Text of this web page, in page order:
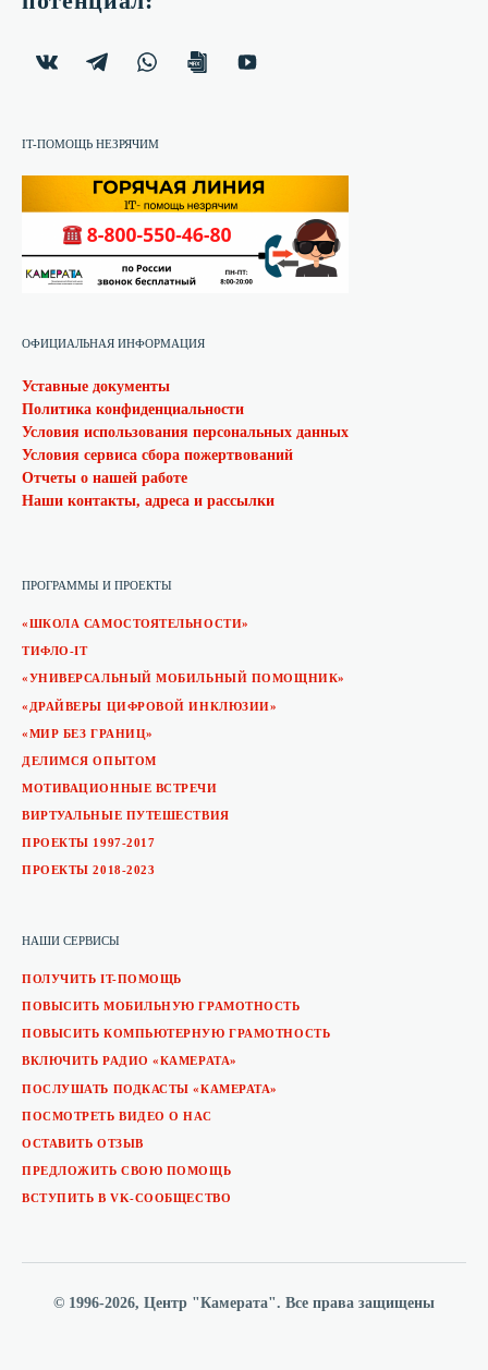
IT-ПОМОЩЬ НЕЗРЯЧИМ
ПРОГРАММЫ И ПРОЕКТЫ
«ШКОЛА САМОСТОЯТЕЛЬНОСТИ»
ТИФЛО-IT
«УНИВЕРСАЛЬНЫЙ МОБИЛЬНЫЙ ПОМОЩНИК»
«ДРАЙВЕРЫ ЦИФРОВОЙ ИНКЛЮЗИИ»
«МИР БЕЗ ГРАНИЦ»
ДЕЛИМСЯ ОПЫТОМ
МОТИВАЦИОННЫЕ ВСТРЕЧИ
ВИРТУАЛЬНЫЕ ПУТЕШЕСТВИЯ
ПРОЕКТЫ 1997-2017
ПРОЕКТЫ 2018-2023
НАШИ СЕРВИСЫ
ПОЛУЧИТЬ IT-ПОМОЩЬ
ПОВЫСИТЬ МОБИЛЬНУЮ ГРАМОТНОСТЬ
ПОВЫСИТЬ КОМПЬЮТЕРНУЮ ГРАМОТНОСТЬ
ВКЛЮЧИТЬ РАДИО «КАМЕРАТА»
ПОСЛУШАТЬ ПОДКАСТЫ «КАМЕРАТА»
ПОСМОТРЕТЬ ВИДЕО О НАС
ОСТАВИТЬ ОТЗЫВ
ПРЕДЛОЖИТЬ СВОЮ ПОМОЩЬ
ВСТУПИТЬ В VK-СООБЩЕСТВО
ОФИЦИАЛЬНАЯ ИНФОРМАЦИЯ
Уставные документы
Политика конфиденциальности
Условия использования персональных данных
Условия сервиса сбора пожертвований
Отчеты о нашей работе
Наши контакты, адреса и рассылки
© 1996-2026, Центр "Камерата". Все права защищены